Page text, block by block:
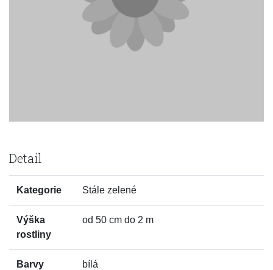
Detail
Kategorie Stále zelené
Výška
rostliny
od 50 cm do 2 m
Barvy
bílá